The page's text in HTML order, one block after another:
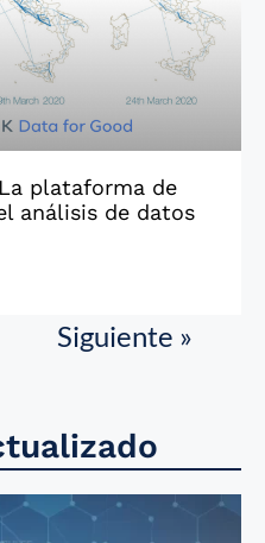
plataforma de
análisis de datos
Siguiente »